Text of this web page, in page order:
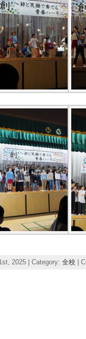
2025 | Category: 全校